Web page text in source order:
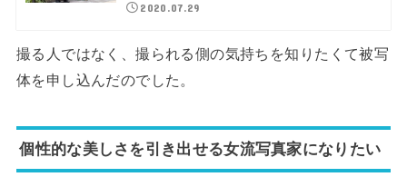
2020.07.29
撮る人ではなく、撮られる側の気持ちを知りたくて被写
体を申し込んだのでした。
個性的な美しさを引き出せる女流写真家になりたい